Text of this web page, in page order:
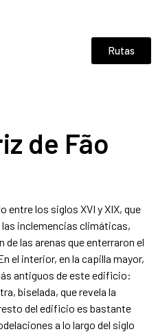
Rutas
de Fão
entre los siglos XVI y XIX, que
inclemencias climáticas,
las arenas que enterraron el
el interior, en la capilla mayor,
antiguos de este edificio:
biselada, que revela la
del edificio es bastante
a lo largo del siglo